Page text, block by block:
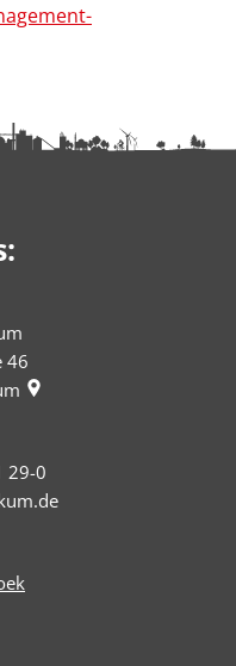
46
29-0